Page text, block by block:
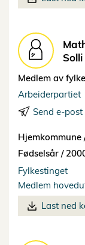
Medlem av
Arbeiderpartiet
Send e-post
Hjemkommune
Fødselsår /
Fylkestinget
Medlem
Last ned